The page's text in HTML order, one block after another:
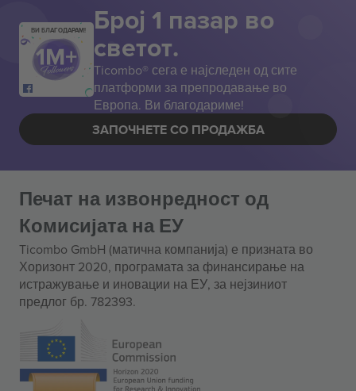
ВИ БЛАГОДАРАМ! Број 1 пазар во
светот.
Ticombo® сега е најследен од сите
платформи за препродавање во
Европа. Ви благодариме!
ЗАПОЧНЕТЕ СО ПРОДАЖБА
Печат на извонредност од
Комисијата на ЕУ
Ticombo GmbH (матична компанија) е призната во
Хоризонт 2020, програмата за финансирање на
истражување и иновации на ЕУ, за нејзиниот
предлог бр. 782393.